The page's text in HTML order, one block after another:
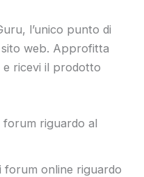
l’unico punto di
web. Approfitta
ricevi il prodotto
forum riguardo al
forum online riguardo